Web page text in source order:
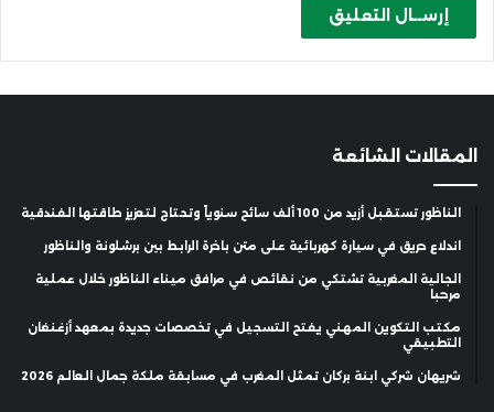
المقالات الشائعة
الناظور تستقبل أزيد من 100 ألف سائح سنوياً وتحتاج لتعزيز طاقتها الفندقية
اندلاع حريق في سيارة كهربائية على متن باخرة الرابط بين برشلونة والناظور
الجالية المغربية تشتكي من نقائص في مرافق ميناء الناظور خلال عملية
مرحبا
مكتب التكوين المهني يفتح التسجيل في تخصصات جديدة بمعهد أزغنغان
التطبيقي
شريهان شركي ابنة بركان تمثل المغرب في مسابقة ملكة جمال العالم 2026